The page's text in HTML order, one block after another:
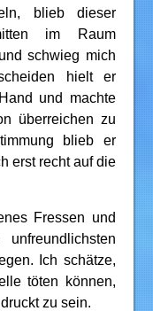
blieb dieser
im Raum
schwieg mich
hielt er
und machte
überreichen zu
blieb er
erst recht auf die
Fressen und
Ich schätze,
töten können,
zu sein.